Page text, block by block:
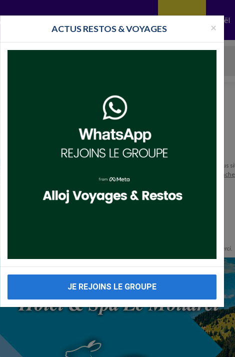
Israël
Toutes les surveillances
Punta Cana
dominicaine Cliquer sur le logo, le site internet, ou cliquez sur en savoir plus
à Punta Cana, alloj.com vous présente toutes les informations sur Voyages
Voyages cacher Punta Cana, devis Voyages cacher Punta Cana.
Cacher à Punta Cana en République dominicaine ci dessous cliquez sur le 1er resultat merci.
×
ACTUS RESTOS & VOYAGES
JE REJOINS LE GROUPE